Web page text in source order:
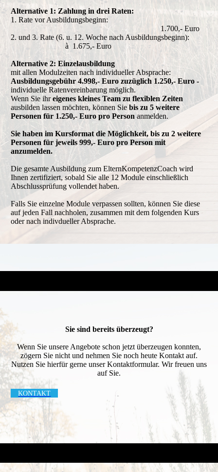
Alternative 1: Zahlung in drei Raten:
1. Rate vor Ausbildungsbeginn:
1.700,- Euro
2. und 3. Rate (6. u. 12. Woche nach Ausbildungsbeginn):
à 1.675,- Euro
Alternative 2: Einzelausbildung
mit allen Modulzeiten nach individueller Absprache:
Ausbildungsgebühr 4.998,- Euro zuzüglich 1.250,- Euro -
individuelle Ratenvereinbarung möglich.
Wenn Sie ihreigenes kleines Team zu flexiblen Zeiten
ausbilden lassen möchten, können Siebis zu 5 weitere
Personen für 1.250,- Euro pro Person anmelden.
Sie haben im Kursformat die Möglichkeit, bis zu 2 weitere
Personen für jeweils 999,- Euro pro Person mit
anzumelden.
Die gesamte Ausbildung zum ElternKompetenzCoach wird
Ihnen zertifiziert, sobald Sie alle 12 Module einschließlich
Abschlussprüfung vollendet haben.
Falls Sie einzelne Module verpassen sollten, können Sie diese
auf jeden Fall nachholen, zusammen mit dem folgenden Kurs
oder nach indivdueller Absprache.
Sie sind bereits überzeugt?
Wenn Sie unsere Angebote schon jetzt überzeugen konnten,
zögern Sie nicht und nehmen Sie noch heute Kontakt auf.
Nutzen Sie hierfür gerne unser Kontaktformular. Wir freuen uns
auf Sie.
KONTAKT